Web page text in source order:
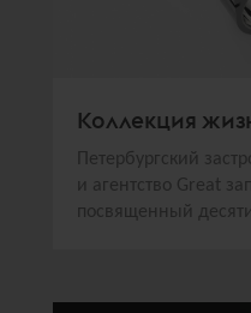
Коллекция
Петербургский
и агентство Great
посвященный